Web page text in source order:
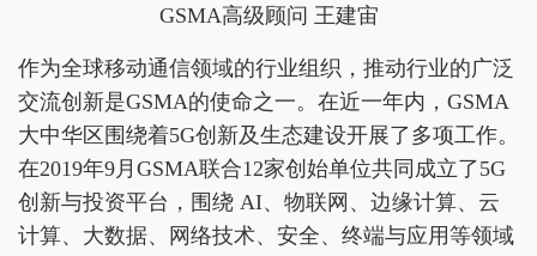
GSMA高级顾问 王建宙
作为全球移动通信领域的行业组织，推动行业的广泛
交流创新是GSMA的使命之一。在近一年内，GSMA
大中华区围绕着5G创新及生态建设开展了多项工作。
在2019年9月GSMA联合12家创始单位共同成立了5G
创新与投资平台，围绕 AI、物联网、边缘计算、云
计算、大数据、网络技术、安全、终端与应用等领域